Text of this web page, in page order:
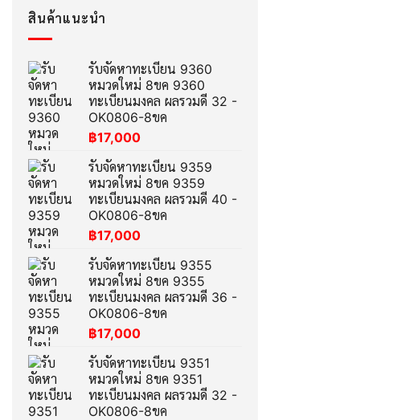
สินค้าแนะนำ
รับจัดหาทะเบียน 9360
หมวดใหม่ 8ขค 9360
ทะเบียนมงคล ผลรวมดี 32 -
OK0806-8ขค
฿17,000
รับจัดหาทะเบียน 9359
หมวดใหม่ 8ขค 9359
ทะเบียนมงคล ผลรวมดี 40 -
OK0806-8ขค
฿17,000
รับจัดหาทะเบียน 9355
หมวดใหม่ 8ขค 9355
ทะเบียนมงคล ผลรวมดี 36 -
OK0806-8ขค
฿17,000
รับจัดหาทะเบียน 9351
หมวดใหม่ 8ขค 9351
ทะเบียนมงคล ผลรวมดี 32 -
OK0806-8ขค